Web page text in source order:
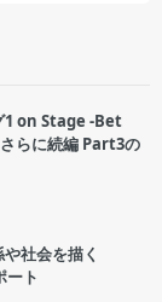
1 on Stage -Bet
らに続編 Part3の
や社会を描く
ート